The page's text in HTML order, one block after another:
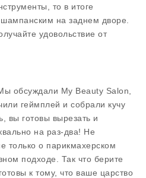
то в итоге
на заднем дворе.
удовольствие от
обсуждали My Beauty Salon
геймплей и собрали кучу
вы готовы вырезать и
на раз-два! Не
только о парикмахерском
подходе. Так что берите
к тому, что ваше царство